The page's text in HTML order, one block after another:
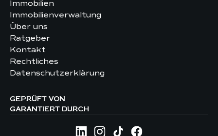
Immobilien
Immobilienverwaltung
Über uns
Ratgeber
Kontakt
Rechtliches
Datenschutzerklärung
GEPRÜFT VON
GARANTIERT DURCH